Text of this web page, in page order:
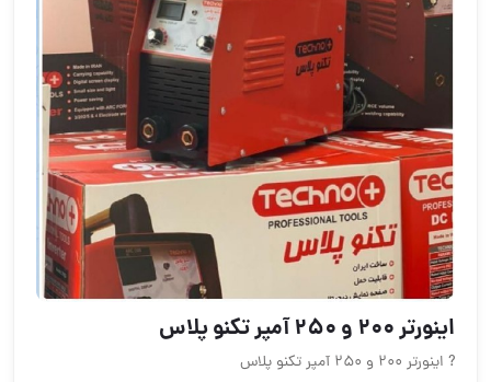
اینورتر ٢٠٠ و ٢۵٠ آمپر تکنو پلاس
? اینورتر ٢٠٠ و ٢۵٠ آمپر تکنو پلاس